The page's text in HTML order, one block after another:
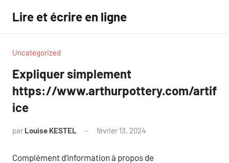
contenu
Lire et écrire en ligne
Uncategorized
Expliquer simplement
https://www.arthurpottery.com/artif
ice
par Louise KESTEL février 13, 2024
Complément d’information à propos de